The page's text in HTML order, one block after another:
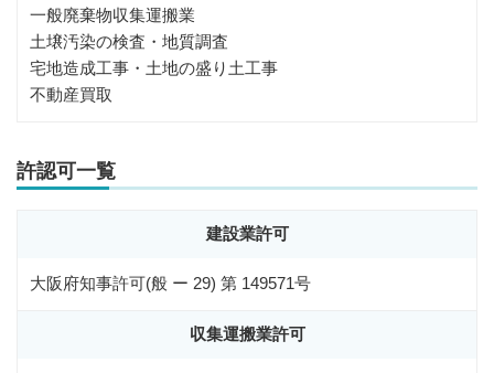
一般廃棄物収集運搬業
土壌汚染の検査・地質調査
宅地造成工事・土地の盛り土工事
不動産買取
許認可一覧
建設業許可
大阪府知事許可(般 ー 29) 第 149571号
収集運搬業許可